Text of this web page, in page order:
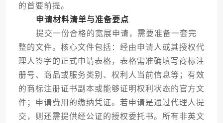
的首要前提。
申请材料清单与准备要点
提交一份合格的宽展申请，需要准备一套完
整的文件。核心文件包括：经由申请人或其授权代
理人签字的正式申请表格，表格需准确填写商标注
册号、商品或服务类别、权利人当前信息等；有效
的商标注册证书副本或能够证明权利状态的官方文
件；申请费用的缴纳凭证。若申请是通过代理人提
交，则还需提供经公证的授权委托书。所有非英文